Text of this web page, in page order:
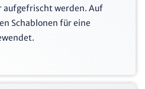
werden. Auf
Schablonen für eine